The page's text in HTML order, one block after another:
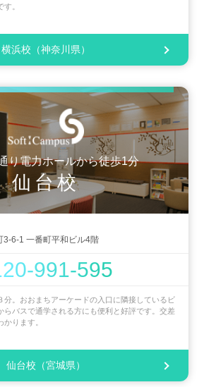
。
横浜校（神奈川県）
り電力ホールから徒歩1分
仙台校
3-6-1 一番町平和ビル4階
991-595
分。おおまちアーケードの入口に隣接しているビ
らバスで通学される方にも便利と好評です。交差
ります。
仙台校（宮城県）